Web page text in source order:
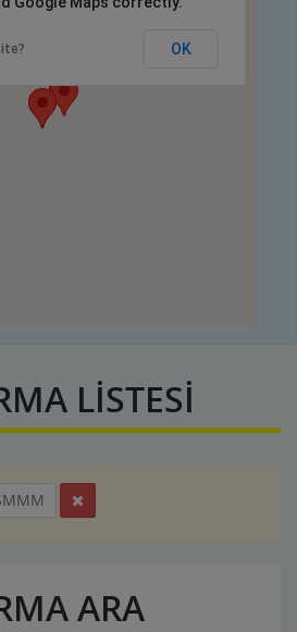
OK
LİSTESİ
ARA